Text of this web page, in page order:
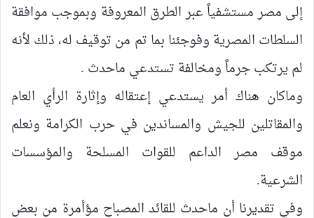
إلى مصر مستشفياً عبر الطرق المعروفة وبموجب موافقة
السلطات المصرية وفوجئنا بما تم من توقيف له، ذلك لأنه
لم يرتكب جرماً ومخالفة تستدعي ماحدث .
وماكان هناك أمر يستدعي إعتقاله وإثارة الرأي العام
والمقاتلين للجيش والمساندين في حرب الكرامة ونعلم
موقف مصر الداعم للقوات المسلحة والمؤسسات
الشرعية.
وفي تقديرنا أن ماحدث للقائد المصباح مؤأمرة من بعض